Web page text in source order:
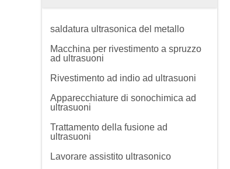
saldatura ultrasonica del metallo
Macchina per rivestimento a spruzzo
ad ultrasuoni
Rivestimento ad indio ad ultrasuoni
Apparecchiature di sonochimica ad
ultrasuoni
Trattamento della fusione ad
ultrasuoni
Lavorare assistito ultrasonico